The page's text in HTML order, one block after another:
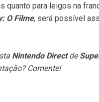
quanto para leigos na
O Filme, será possível
Nintendo Directde
Comente!